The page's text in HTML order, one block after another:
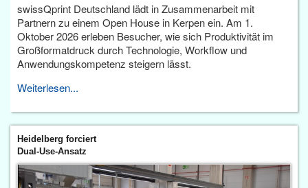
swissQprint Deutschland lädt in Zusammenarbeit mit
Partnern zu einem Open House in Kerpen ein. Am 1.
Oktober 2026 erleben Besucher, wie sich Produktivität im
Großformatdruck durch Technologie, Workflow und
Anwendungskompetenz steigern lässt.
Weiterlesen...
Heidelberg forciert
Dual-Use-Ansatz